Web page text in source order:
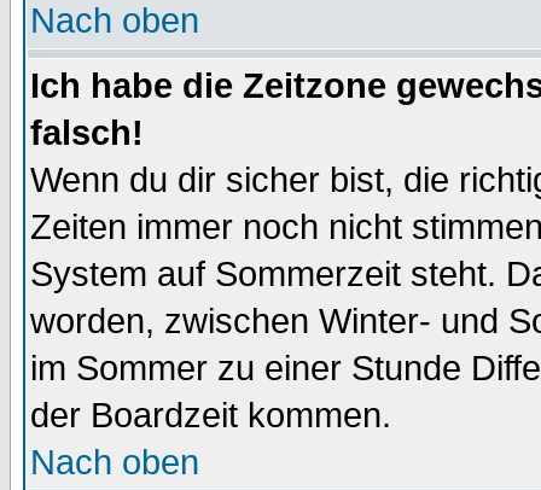
Nach oben
Ich habe die Zeitzone
falsch!
Wenn du dir sicher bist, die
Zeiten immer noch nicht
System auf Sommerzeit steht.
worden, zwischen Winter- und
im Sommer zu einer Stunde
der Boardzeit kommen.
Nach oben